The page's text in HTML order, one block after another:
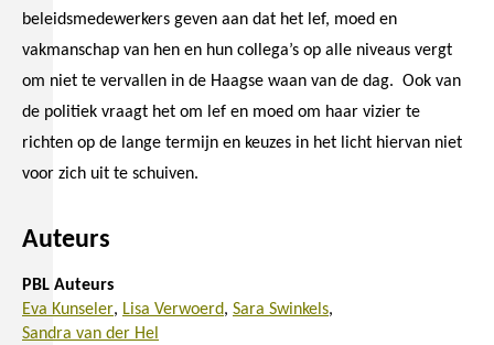
beleidsmedewerkers geven aan dat het lef, moed en
vakmanschap van hen en hun collega’s op alle niveaus vergt
om niet te vervallen in de Haagse waan van de dag. Ook van
de politiek vraagt het om lef en moed om haar vizier te
richten op de lange termijn en keuzes in het licht hiervan niet
voor zich uit te schuiven.
Auteurs
PBL Auteurs
Eva Kunseler Lisa Verwoerd Sara Swinkels
Sandra van der Hel